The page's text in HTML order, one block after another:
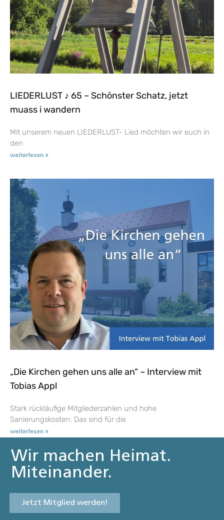
LIEDERLUST ♪ 65 – Schönster Schatz, jetzt
muass i wandern
Mit unserem neuen LIEDERLUST- Lied möchten wir euch in
den
weiterlesen »
„Die Kirchen gehen uns alle an“ – Interview mit
Tobias Appl
Stark rückläufige Mitgliederzahlen und hohe
Sanierungskosten: Das sind für die
weiterlesen »
Wir machen Heimat.
Miteinander.
Jetzt Mitglied werden!